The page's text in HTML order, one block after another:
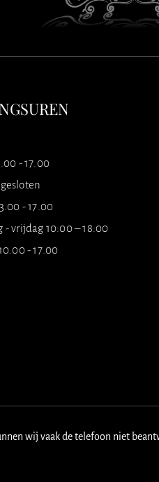
- 17.00
- 17.00
- vrijdag 10:00 – 18:00
- 17.00
wij vaak de telefoon niet